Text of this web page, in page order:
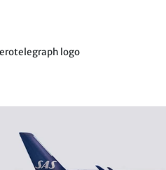
logo